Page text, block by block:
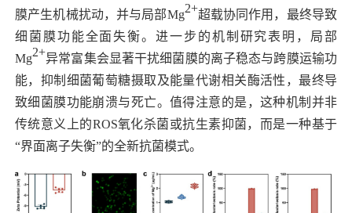
膜产生机械扰动，并与局部Mg2+超载协同作用，最终导致
细菌膜功能全面失衡。进一步的机制研究表明，局部
Mg2+异常富集会显著干扰细菌膜的离子稳态与跨膜运输功
能，抑制细菌葡萄糖摄取及能量代谢相关酶活性，最终导
致细菌膜功能崩溃与死亡。值得注意的是，这种机制并非
传统意义上的ROS氧化杀菌或抗生素抑菌，而是一种基于
“界面离子失衡”的全新抗菌模式。